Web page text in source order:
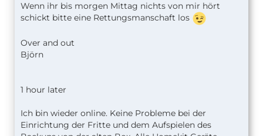
Wenn ihr bis morgen Mittag nichts von mir hört
schickt bitte eine Rettungsmanschaft los
Over and out
Björn
1 hour later
Ich bin wieder online. Keine Probleme bei der
Einrichtung der Fritte und dem Aufspielen des